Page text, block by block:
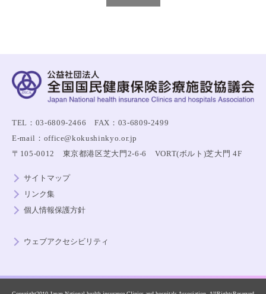
TEL：03-6809-2466 FAX：03-6809-2499
E-mail：office@kokushinkyo.or.jp
〒105-0012 東京都港区芝大門2-6-6 VORT(ボルト)芝大門 4F
サイトマップ
リンク集
個人情報保護方針
ウェブアクセシビリティ